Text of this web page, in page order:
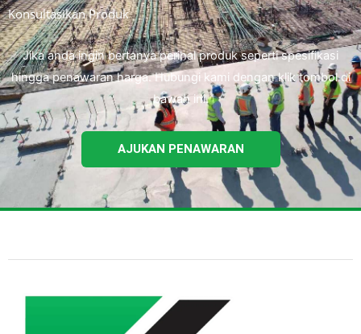
Konsultasikan Produk
Jika anda ingin bertanya perihal produk seperti spesifikasi
hingga penawaran harga. Hubungi kami dengan klik tombol di
bawah ini.
AJUKAN PENAWARAN